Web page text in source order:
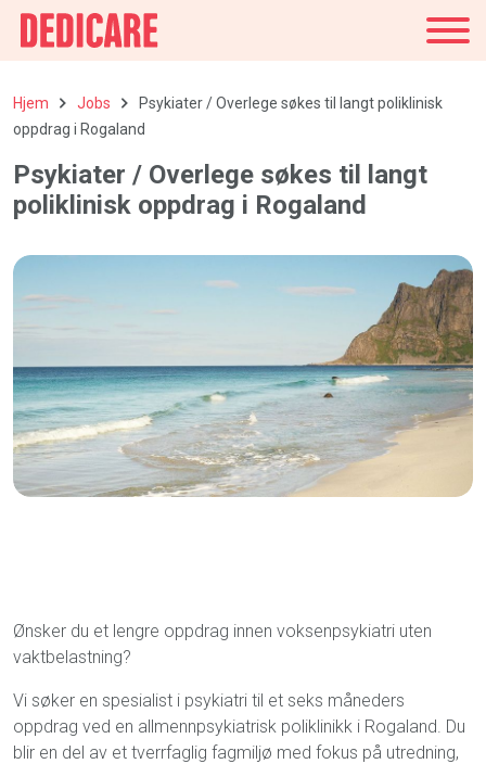
Hjem Jobs
Psykiater / Overlege søkes til langt poliklinisk
oppdrag i Rogaland
Psykiater / Overlege søkes til langt
poliklinisk oppdrag i Rogaland
Ønsker du et lengre oppdrag innen voksenpsykiatri uten
vaktbelastning?
Vi søker en spesialist i psykiatri til et seks måneders
oppdrag ved en allmennpsykiatrisk poliklinikk i Rogaland. Du
blir en del av et tverrfaglig fagmiljø med fokus på utredning,